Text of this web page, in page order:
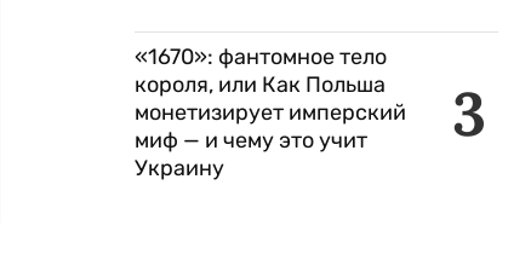
3
«1670»: фантомное тело
короля, или Как Польша
монетизирует имперский
миф — и чему это учит
Украину